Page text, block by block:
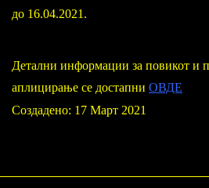
до 16.04.2021.
Детални информации за повикот и
аплицирање се достапни ОВДЕ
Создадено: 17 Март 2021